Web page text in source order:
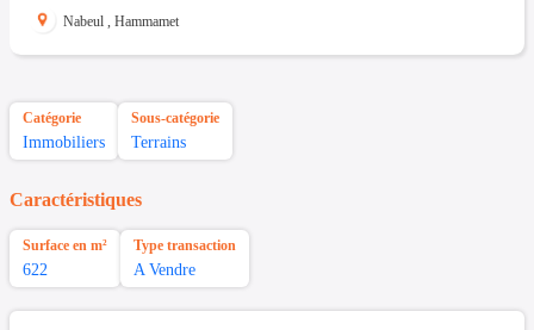
Nabeul , Hammamet
Catégorie
Immobiliers
Sous-catégorie
Terrains
Caractéristiques
Surface en m²
622
Type transaction
A Vendre